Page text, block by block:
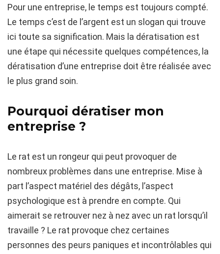
Pour une entreprise, le temps est toujours compté.
Le temps c’est de l’argent est un slogan qui trouve
ici toute sa signification. Mais la dératisation est
une étape qui nécessite quelques compétences, la
dératisation d’une entreprise doit être réalisée avec
le plus grand soin.
Pourquoi dératiser mon
entreprise ?
Le rat est un rongeur qui peut provoquer de
nombreux problèmes dans une entreprise. Mise à
part l’aspect matériel des dégâts, l’aspect
psychologique est à prendre en compte. Qui
aimerait se retrouver nez à nez avec un rat lorsqu’il
travaille ? Le rat provoque chez certaines
personnes des peurs paniques et incontrôlables qui